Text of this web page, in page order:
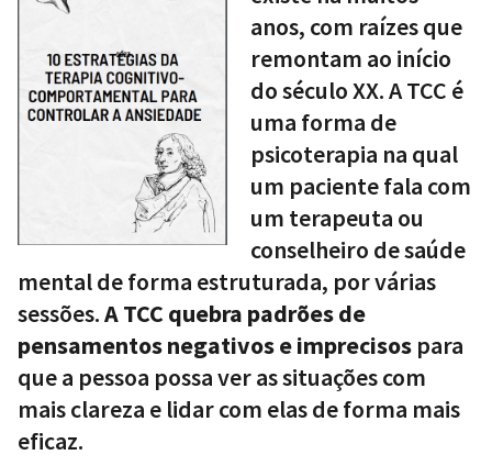
anos, com raízes que
remontam ao início
do século XX. A TCC é
uma forma de
psicoterapia na qual
um paciente fala com
um terapeuta ou
conselheiro de saúde
mental de forma estruturada, por várias
sessões.A TCC quebra padrões de
pensamentos negativos e imprecisos para
que a pessoa possa ver as situações com
mais clareza e lidar com elas de forma mais
eficaz.